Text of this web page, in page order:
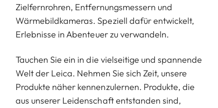
Zielfernrohren, Entfernungsmessern und
Wärmebildkameras. Speziell dafür entwickelt,
Erlebnisse in Abenteuer zu verwandeln.
Tauchen Sie ein in die vielseitige und spannende
Welt der Leica. Nehmen Sie sich Zeit, unsere
Produkte näher kennenzulernen. Produkte, die
aus unserer Leidenschaft entstanden sind,